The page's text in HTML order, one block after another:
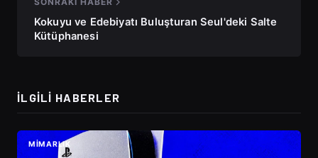
Kokuyu ve Edebiyatı Buluşturan Seul'deki Salte
Kütüphanesi
İLGILI HABERLER
MIMARLIK